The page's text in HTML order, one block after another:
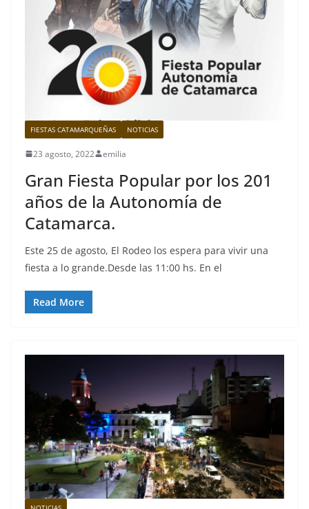
FIESTAS CATAMARQUEÑAS NOTICIAS
23 agosto, 2022 emilia
Gran Fiesta Popular por los 201
años de la Autonomía de
Catamarca.
Este 25 de agosto, El Rodeo los espera para vivir una
fiesta a lo grande.Desde las 11:00 hs. En el
Read More